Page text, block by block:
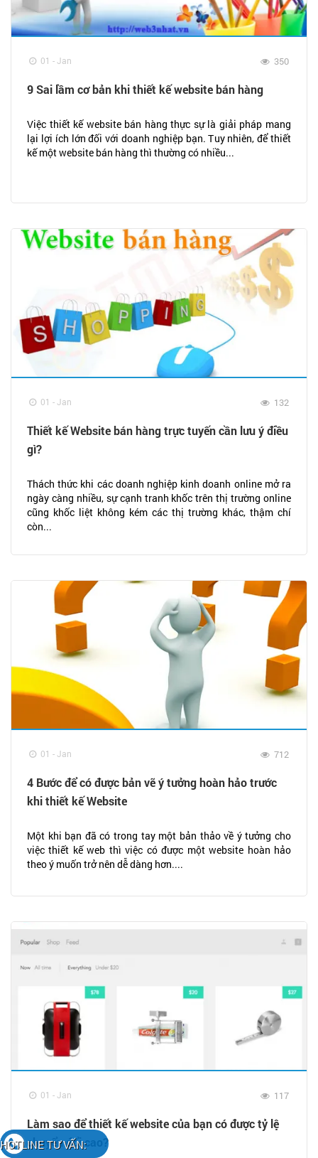
01 - Jan 350
9 Sai lầm cơ bản khi thiết kế website bán hàng
Việc thiết kế website bán hàng thực sự là giải pháp mang
lại lợi ích lớn đối với doanh nghiệp bạn. Tuy nhiên, để thiết
kế một website bán hàng thì thường có nhiều...
01 - Jan 132
Thiết kế Website bán hàng trực tuyến cần lưu ý điều
gì?
Thách thức khi các doanh nghiệp kinh doanh online mở ra
ngày càng nhiều, sự cạnh tranh khốc trên thị trường online
cũng khốc liệt không kém các thị trường khác, thậm chí
còn...
01 - Jan 712
4 Bước để có được bản vẽ ý tưởng hoàn hảo trước
khi thiết kế Website
Một khi bạn đã có trong tay một bản thảo về ý tưởng cho
việc thiết kế web thì việc có được một website hoàn hảo
theo ý muốn trở nên dễ dàng hơn....
01 - Jan 117
Làm sao để thiết kế website của bạn có được tỷ lệ
chuyển đổi cao?
HOTLINE TƯ VẤN: